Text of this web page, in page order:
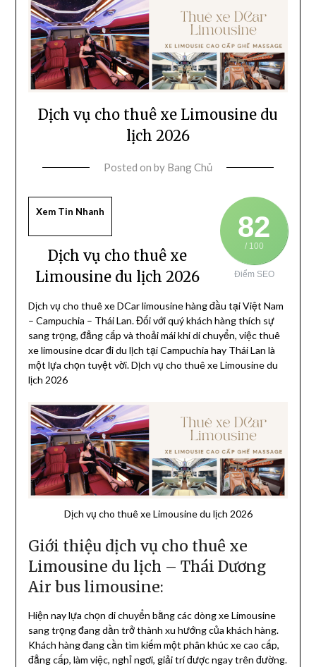
Dịch vụ cho thuê xe Limousine du
lịch 2026
Posted on by Bang Chủ
82
/ 100
Điểm SEO
Xem Tin Nhanh
Dịch vụ cho thuê xe
Limousine du lịch 2026
Dịch vụ cho thuê xe DCar limousine hàng đầu tại Việt Nam
– Campuchia – Thái Lan. Đối với quý khách hàng thích sự
sang trọng, đẳng cấp và thoải mái khi di chuyển, việc thuê
xe limousine dcar đi du lịch tại Campuchia hay Thái Lan là
một lựa chọn tuyệt vời. Dịch vụ cho thuê xe Limousine du
lịch 2026
Dịch vụ cho thuê xe Limousine du lịch 2026
Giới thiệu dịch vụ cho thuê xe
Limousine du lịch – Thái Dương
Air bus limousine:
Hiện nay lựa chọn di chuyển bằng các dòng xe Limousine
sang trọng đang dần trở thành xu hướng của khách hàng.
Khách hàng đang cần tìm kiếm một phân khúc xe cao cấp,
đẳng cấp, làm việc, nghỉ ngơi, giải trí được ngay trên đường.